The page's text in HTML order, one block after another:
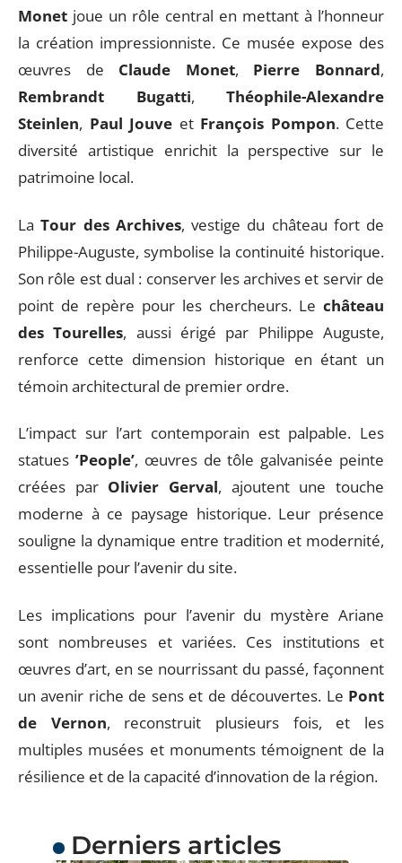
Monet joue un rôle central en mettant à l’honneur
la création impressionniste. Ce musée expose des
œuvres de Claude Monet, Pierre Bonnard,
Rembrandt Bugatti, Théophile-Alexandre
Steinlen, Paul Jouve et François Pompon. Cette
diversité artistique enrichit la perspective sur le
patrimoine local.
LaTour des Archives, vestige du château fort de
Philippe-Auguste, symbolise la continuité historique.
Son rôle est dual : conserver les archives et servir de
point de repère pour les chercheurs. Le château
des Tourelles, aussi érigé par Philippe Auguste,
renforce cette dimension historique en étant un
témoin architectural de premier ordre.
L’impact sur l’art contemporain est palpable. Les
statues ’People’, œuvres de tôle galvanisée peinte
créées par Olivier Gerval, ajoutent une touche
moderne à ce paysage historique. Leur présence
souligne la dynamique entre tradition et modernité,
essentielle pour l’avenir du site.
Les implications pour l’avenir du mystère Ariane
sont nombreuses et variées. Ces institutions et
œuvres d’art, en se nourrissant du passé, façonnent
un avenir riche de sens et de découvertes. Le Pont
de Vernon, reconstruit plusieurs fois, et les
multiples musées et monuments témoignent de la
résilience et de la capacité d’innovation de la région.
Derniers articles